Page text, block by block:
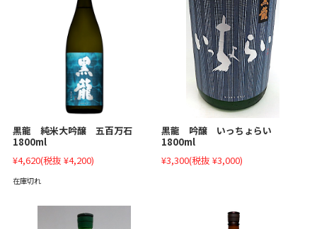
黒龍 純米大吟醸 五百万石
1800ml
¥4,620(税抜 ¥4,200)
在庫切れ
黒龍 吟醸 いっちょらい
1800ml
¥3,300(税抜 ¥3,000)